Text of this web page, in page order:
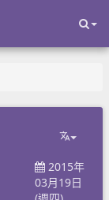
2015年
03月19日